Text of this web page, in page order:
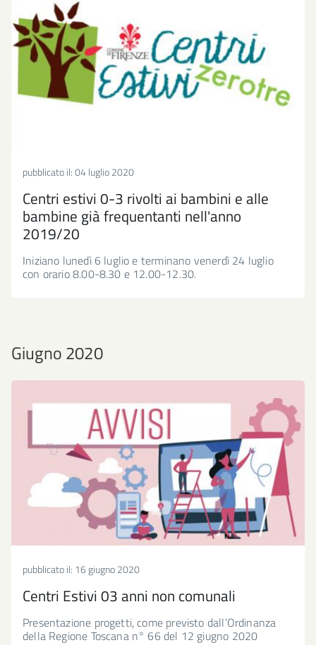
pubblicato il:04 luglio 2020
Centri estivi 0-3 rivolti ai bambini e alle
bambine già frequentanti nell'anno
2019/20
Iniziano lunedì 6 luglio e terminano venerdì 24 luglio
con orario 8.00-8.30 e 12.00-12.30.
Giugno 2020
pubblicato il: 16 giugno 2020
Centri Estivi 03 anni non comunali
Presentazione progetti, come previsto dall’Ordinanza
della Regione Toscana n° 66 del 12 giugno 2020